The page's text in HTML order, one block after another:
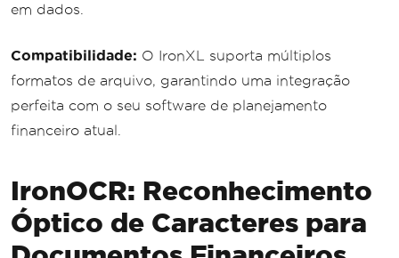
em dados.
Compatibilidade: O IronXL suporta múltiplos
formatos de arquivo, garantindo uma integração
perfeita com o seu software de planejamento
financeiro atual.
IronOCR: Reconhecimento
Óptico de Caracteres para